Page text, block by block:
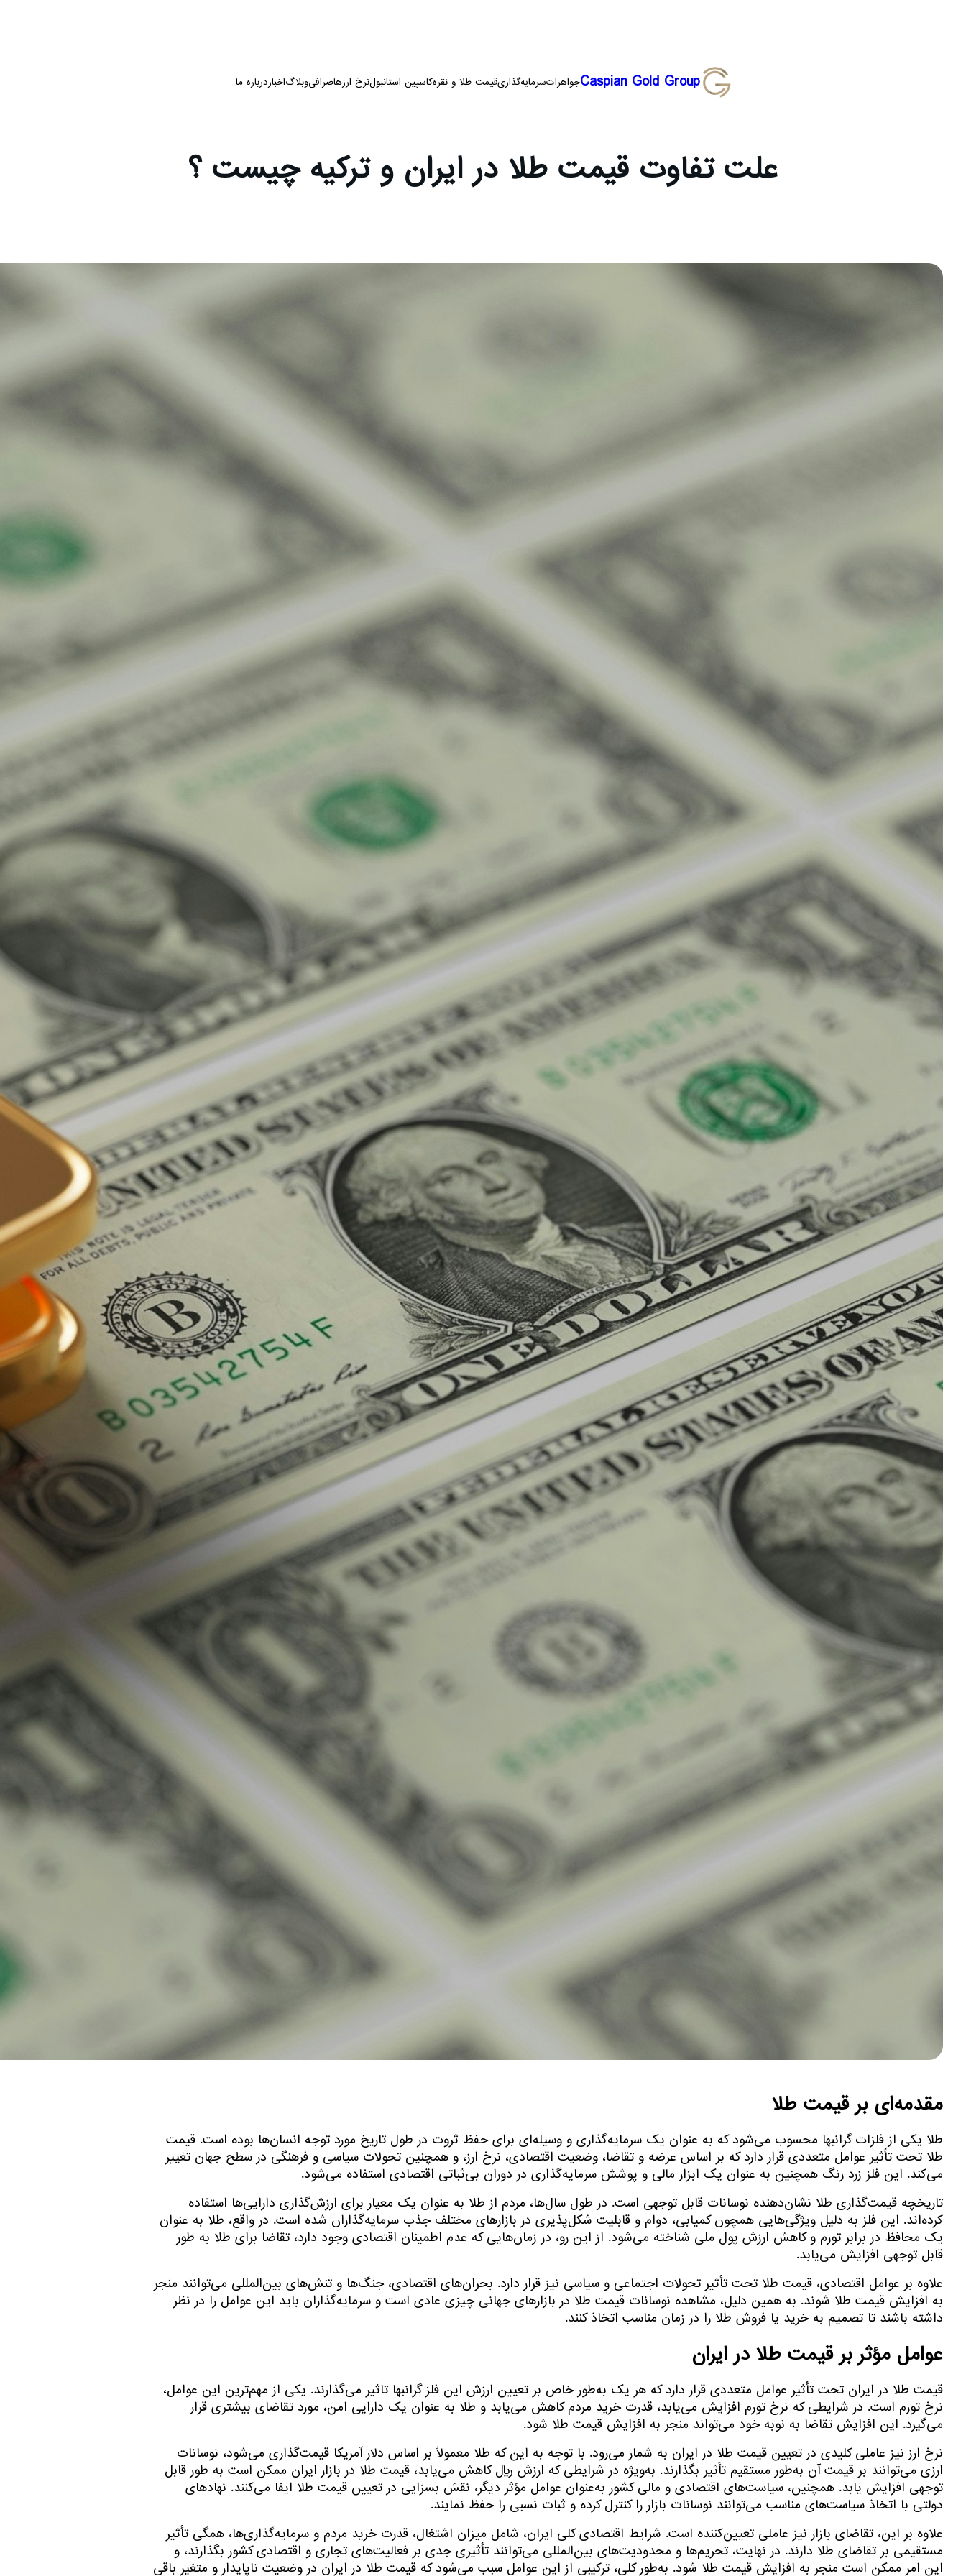
Caspian Gold Groupجواهراتسرمایه‌گذاریقیمت طلا و نقرهکاسپین استانبولنرخ ارزهاصرافیوبلاگاخباردرباره ما
علت تفاوت قیمت طلا در ایران و ترکیه چیست ؟
مقدمه‌ای بر قیمت طلا
طلا یکی از فلزات گرانبها محسوب می‌شود که به عنوان یک سرمایه‌گذاری و وسیله‌ای برای حفظ ثروت در طول تاریخ مورد توجه انسان‌ها بوده است. قیمت
طلا تحت تأثیر عوامل متعددی قرار دارد که بر اساس عرضه و تقاضا، وضعیت اقتصادی، نرخ ارز، و همچنین تحولات سیاسی و فرهنگی در سطح جهان تغییر
می‌کند. این فلز زرد رنگ همچنین به عنوان یک ابزار مالی و پوشش سرمایه‌گذاری در دوران بی‌ثباتی اقتصادی استفاده می‌شود.
تاریخچه قیمت‌گذاری طلا نشان‌دهنده نوسانات قابل توجهی است. در طول سال‌ها، مردم از طلا به عنوان یک معیار برای ارزش‌گذاری دارایی‌ها استفاده
کرده‌اند. این فلز به دلیل ویژگی‌هایی همچون کمیابی، دوام و قابلیت شکل‌پذیری در بازارهای مختلف جذب سرمایه‌گذاران شده است. در واقع، طلا به عنوان
یک محافظ در برابر تورم و کاهش ارزش پول ملی شناخته می‌شود. از این رو، در زمان‌هایی که عدم اطمینان اقتصادی وجود دارد، تقاضا برای طلا به طور
قابل توجهی افزایش می‌یابد.
علاوه بر عوامل اقتصادی، قیمت طلا تحت تأثیر تحولات اجتماعی و سیاسی نیز قرار دارد. بحران‌های اقتصادی، جنگ‌ها و تنش‌های بین‌المللی می‌توانند منجر
به افزایش قیمت طلا شوند. به همین دلیل، مشاهده نوسانات قیمت طلا در بازارهای جهانی چیزی عادی است و سرمایه‌گذاران باید این عوامل را در نظر
داشته باشند تا تصمیم به خرید یا فروش طلا را در زمان مناسب اتخاذ کنند.
عوامل مؤثر بر قیمت طلا در ایران
قیمت طلا در ایران تحت تأثیر عوامل متعددی قرار دارد که هر یک به‌طور خاص بر تعیین ارزش این فلز گرانبها تاثیر می‌گذارند. یکی از مهم‌ترین این عوامل،
نرخ تورم است. در شرایطی که نرخ تورم افزایش می‌یابد، قدرت خرید مردم کاهش می‌یابد و طلا به عنوان یک دارایی امن، مورد تقاضای بیشتری قرار
می‌گیرد. این افزایش تقاضا به نوبه خود می‌تواند منجر به افزایش قیمت طلا شود.
نرخ ارز نیز عاملی کلیدی در تعیین قیمت طلا در ایران به شمار می‌رود. با توجه به این که طلا معمولاً بر اساس دلار آمریکا قیمت‌گذاری می‌شود، نوسانات
ارزی می‌توانند بر قیمت آن به‌طور مستقیم تأثیر بگذارند. به‌ویژه در شرایطی که ارزش ریال کاهش می‌یابد، قیمت طلا در بازار ایران ممکن است به طور قابل
توجهی افزایش یابد. همچنین، سیاست‌های اقتصادی و مالی کشور به‌عنوان عوامل مؤثر دیگر، نقش بسزایی در تعیین قیمت طلا ایفا می‌کنند. نهادهای
دولتی با اتخاذ سیاست‌های مناسب می‌توانند نوسانات بازار را کنترل کرده و ثبات نسبی را حفظ نمایند.
علاوه بر این، تقاضای بازار نیز عاملی تعیین‌کننده است. شرایط اقتصادی کلی ایران، شامل میزان اشتغال، قدرت خرید مردم و سرمایه‌گذاری‌ها، همگی تأثیر
مستقیمی بر تقاضای طلا دارند. در نهایت، تحریم‌ها و محدودیت‌های بین‌المللی می‌توانند تأثیری جدی بر فعالیت‌های تجاری و اقتصادی کشور بگذارند، و
این امر ممکن است منجر به افزایش قیمت طلا شود. به‌طور کلی، ترکیبی از این عوامل سبب می‌شود که قیمت طلا در ایران در وضعیت ناپایدار و متغیر باقی